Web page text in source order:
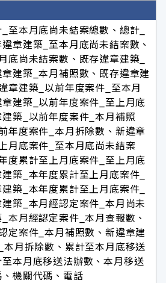
至本月底尚未結案總數、總計_
章建築_至本月底尚未結案數、
底尚未結案數、既存違章建築_
建築_本月補照數、既存違章建
章建築_以前年度案件_至本月
建築_以前年度案件_至上月底
築_以前年度案件_本月補照
年度案件_本月拆除數、新違章
月底案件_至本月底尚未結案
度累計至上月底案件_至上月底
築_本年度累計至上月底案件_
築_本年度累計至上月底案件_
築_本月經認定案件_本月尚未
本月經認定案件_本月查報數、
定案件_本月補照數、新違章建
月拆除數、累計至本月底移送
本月底移送法辦數、本月移送
機關代碼、電話